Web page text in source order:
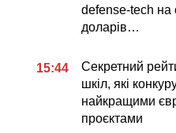
defense-tech на
доларів…
15:44
Секретний
шкіл, які
найкращими
проєктами